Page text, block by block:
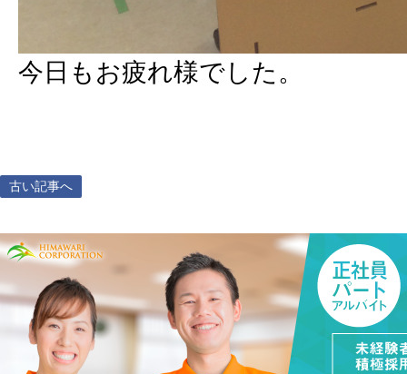
今日もお疲れ様でした。
古い記事へ